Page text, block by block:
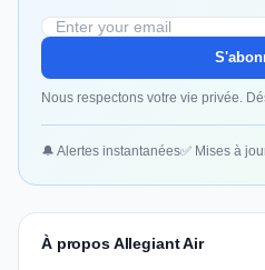
Nous respectons votre vie privée.
🔔 Alertes instantanées✅ Mises à
À propos Allegiant Air